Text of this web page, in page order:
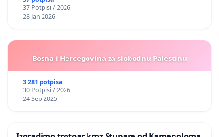
37 Potpisi / 2026
28 Jan 2026
Bosna i Hercegovina za slobodnu Palestinu
3 281 potpisa
30 Potpisi / 2026
24 Sep 2025